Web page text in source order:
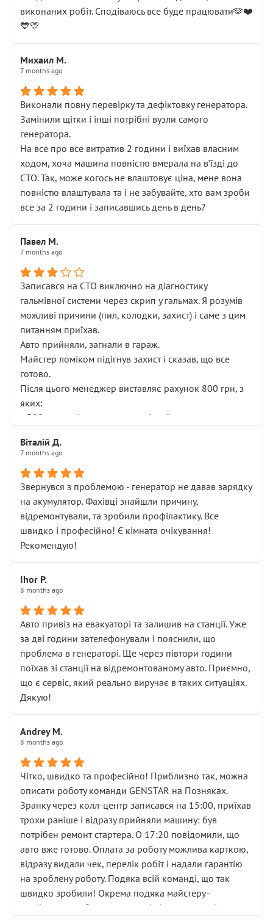
виконаних робіт. Сподіваюсь все буде працювати🫶❤️
💙💛
Михаил М.
7 months ago
Виконали повну перевірку та дефіктовку генератора.
Замінили щітки і інші потрібні вузли самого
генератора.
На все про все витратив 2 години і виїхав власним
ходом, хоча машина повністю вмерала на вʼїзді до
СТО. Так, може когось не влаштовує ціна, мене вона
повністю влаштувала та і не забувайте, хто вам зроби
все за 2 години і записавшись день в день?
Павел М.
7 months ago
Записався на СТО виключно на діагностику
гальмівної системи через скрип у гальмах. Я розумів
можливі причини (пил, колодки, захист) і саме з цим
питанням приїхав.
Авто прийняли, загнали в гараж.
Майстер ломіком підігнув захист і сказав, що все
готово.
Після цього менеджер виставляє рахунок 800 грн, з
яких:
• 300 грн — діагностика гальмівної системи
НЕ погоджував
послуга. Тим більше, я був поруч і жодної реальної
діагностики ходової не проводилось. Після
зауваження гроші за цю “послугу” повернули, що
лише підтвердило мою правоту.
Але головне — я виїжджаю з боксу, і скрип у гальмах
залишився таким самим, як і був. Тобто оплачена
Далі ситуація тільки погіршилась:
• сказали, що тепер “потрібно знімати колеса”
• що біля авто стояти вже не можна
• почали озвучувати купу додаткових робіт без
чіткого пояснення
( ну все зняли та доробили) дякую!
Окремий момент, який виглядає абсурдно:
мені заявили, що бачок гальмівної рідини потрібно
міняти разом із головним гальмівним циліндром у
Для людини, яка хоча б трохи розуміється на техніці,
це звучить як мінімум непрофесійно, а як максимум —
спроба продати дорогий вузол замість елементарних
ущільнювачів.
Що прикро — це не перший мій візит. Раніше міняв у
вас стартер, і тоді сервіс наче справив хороше
враження. Але згодом знайшов декілька гайок під
лобовим склом. Мені пояснили, що це “старі гайки, які
відкручували”, і попросили не хвилюватися. ( надіюсь
новий власник, не застяг в полі))
Але після нинішнього візиту такі дрібниці вже не
здаються дрібницями.
Я — клієнт, який працює на довірі, і саме її цей сервіс
Віталій Д.
7 months ago
Звернувся з проблемою - генератор не давав зарядку
на акумулятор. Фахівці знайшли причину,
відремонтували, та зробили профілактику. Все
швидко і професійно! Є кімната очікування!
Рекомендую!
Ihor P.
8 months ago
Авто привіз на евакуаторі та залишив на станції. Уже
за дві години зателефонували і пояснили, що
проблема в генераторі. Ще через півтори години
поїхав зі станції на відремонтованому авто. Приємно,
що є сервіс, який реально виручає в таких ситуаціях.
Дякую!
Andrey M.
8 months ago
Чітко, швидко та професійно! Приблизно так, можна
описати роботу команди GENSTAR на Позняках.
Зранку через колл-центр записався на 15:00, приїхав
трохи раніше і відразу прийняли машину: був
потрібен ремонт стартера. О 17:20 повідомили, що
авто вже готово. Оплата за роботу можлива карткою,
відразу видали чек, перелік робіт і надали гарантію
на зроблену роботу. Подяка всій команді, що так
швидко зробили! Окрема подяка майстеру-
приймальнику Олександру: всі чітко та по суті.